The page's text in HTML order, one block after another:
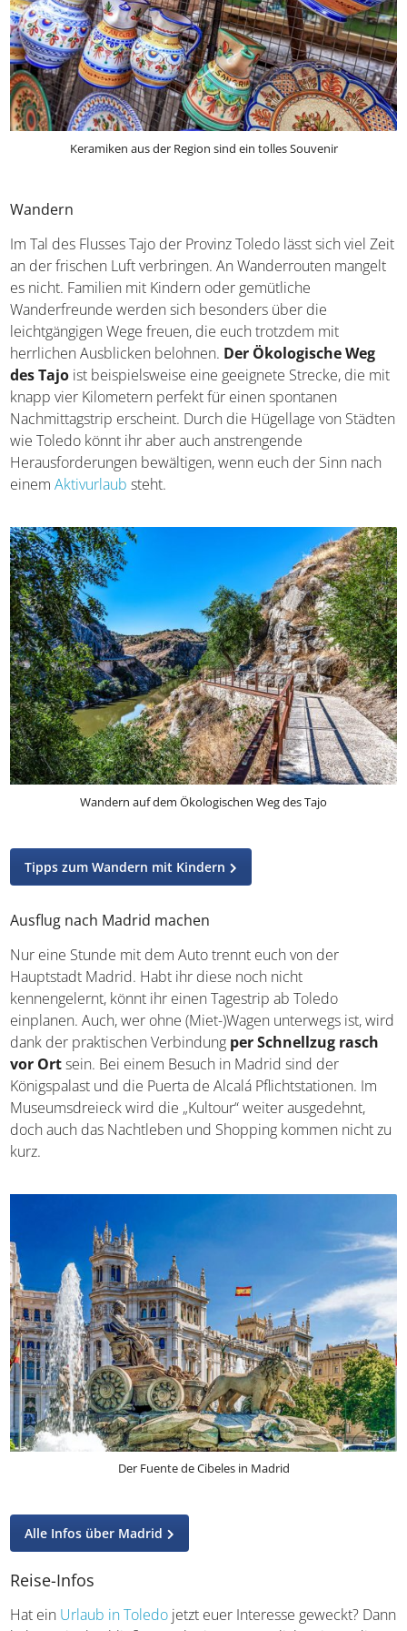
Keramiken aus der Region sind ein tolles Souvenir
Wandern
Im Tal des Flusses Tajo der Provinz Toledo lässt sich viel
Zeit an der frischen Luft verbringen. An Wanderrouten
mangelt es nicht. Familien mit Kindern oder gemütliche
Wanderfreunde werden sich besonders über die
leichtgängigen Wege freuen, die euch trotzdem mit
herrlichen Ausblicken belohnen. Der Ökologische Weg
des Tajoist beispielsweise eine geeignete Strecke, die
mit knapp vier Kilometern perfekt für einen spontanen
Nachmittagstrip erscheint. Durch die Hügellage von
Herausforderungen bewältigen, wenn euch der Sinn nach
einemAktivurlaub steht.
Wandern auf dem Ökologischen Weg des Tajo
Tipps zum Wandern mit Kindern
Ausflug nach Madrid machen
Nur eine Stunde mit dem Auto trennt euch von der
Hauptstadt Madrid. Habt ihr diese noch nicht
kennengelernt, könnt ihr einen Tagestrip ab Toledo
einplanen. Auch, wer ohne (Miet-)Wagen unterwegs ist,
wird dank der praktischen Verbindungper Schnellzug
rasch vor Ort sein. Bei einem Besuch in Madrid sind der
Königspalast und die Puerta de Alcalá Pflichtstationen. Im
Der Fuente de Cibeles in Madrid
Alle Infos über Madrid